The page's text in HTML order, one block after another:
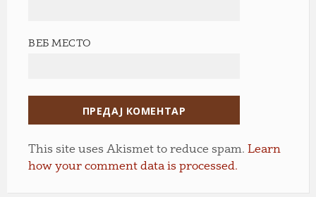
ВЕБ МЕСТО
This site uses Akismet to reduce spam. Learn
how your comment data is processed.